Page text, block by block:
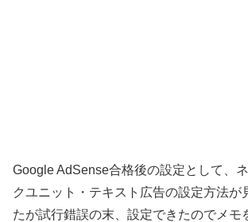
Google AdSense合格後の設定として、
クユニット・テキスト広告の設定方法が
たが試行錯誤の末、設定できたのでメモ